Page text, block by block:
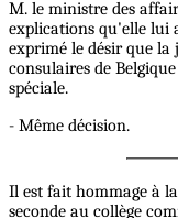
M. le ministre des
explications qu'elle lui
exprimé le désir que
consulaires de
spéciale.
- Même décision.
Il est fait hommage à
seconde au collège